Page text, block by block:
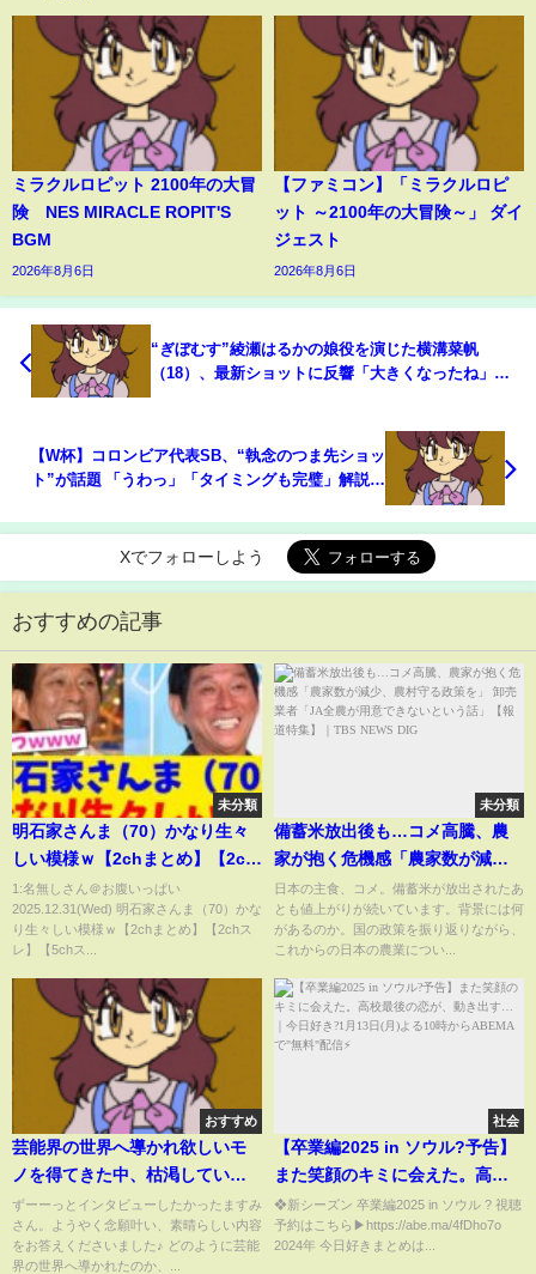
ミラクルロピット 2100年の大冒
険 NES MIRACLE ROPIT'S
BGM
2026年8月6日
【ファミコン】「ミラクルロピ
ット ～2100年の大冒険～」 ダイ
ジェスト
2026年8月6日
“ぎぼむす”綾瀬はるかの娘役を演じた横溝菜帆
（18）、最新ショットに反響「大きくなったね」
【W杯】コロンビア代表SB、“執念のつま先ショッ
ト”が話題 「うわっ」「タイミングも完璧」解説＆
Xでフォローしよう
おすすめの記事
未分類
明石家さんま（70）かなり生々
しい模様ｗ【2chまとめ】【2ch
スレ】【5chスレ】
1:名無しさん＠お腹いっぱい
2025.12.31(Wed) 明石家さんま（70）かな
り生々しい模様ｗ【2chまとめ】【2chス
レ】【5chス...
未分類
備蓄米放出後も…コメ高騰、農
家が抱く危機感「農家数が減
少、農村守る政策を」 卸売業者
「JA全農が用意できないという
話」【報道特集】｜TBS NEWS
日本の主食、コメ。備蓄米が放出されたあ
とも値上がりが続いています。背景には何
があるのか。国の政策を振り返りながら、
これからの日本の農業につい...
おすすめ
芸能界の世界へ導かれ欲しいモ
ノを得てきた中、枯渇していく
ように感じる中巡り会う精神世
界。ヒプノセラピストになるま
で。宮崎ますみさん（前編）/株
ずーーっとインタビューしたかったますみ
さん。ようやく念願叶い、素晴らしい内容
をお答えくださいました♪ どのように芸能
界の世界へ導かれたのか、...
社会
【卒業編2025 in ソウル?予告】
また笑顔のキミに会えた。高校
最後の恋が、動き出す…｜今日
好き?1月13日(月)よる10時から
ABEMAで"無料"配信⚡️
❖新シーズン 卒業編2025 in ソウル ? 視聴
予約はこちら▶https://abe.ma/4fDho7o
2024年 今日好きまとめは...